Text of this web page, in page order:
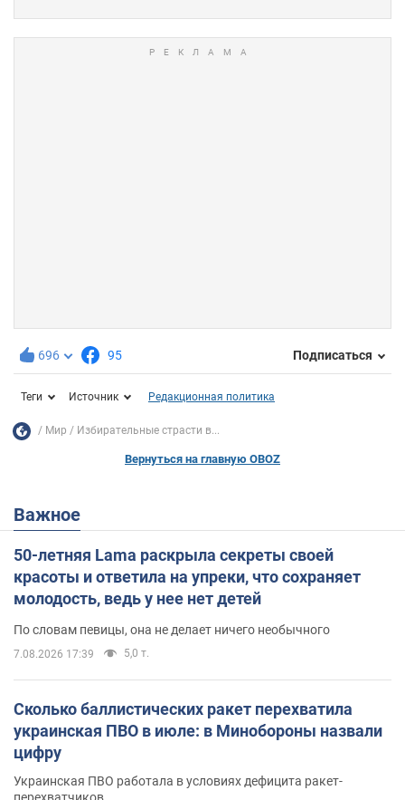
696 95 Подписаться
Теги Источник Редакционная политика
Мир Избирательные страсти в...
Вернуться на главную OBOZ
Важное
50-летняя Lama раскрыла секреты своей
красоты и ответила на упреки, что сохраняет
молодость, ведь у нее нет детей
По словам певицы, она не делает ничего необычного
7.08.2026 17:39 5,0 т.
Сколько баллистических ракет перехватила
украинская ПВО в июле: в Минобороны назвали
цифру
Украинская ПВО работала в условиях дефицита ракет-